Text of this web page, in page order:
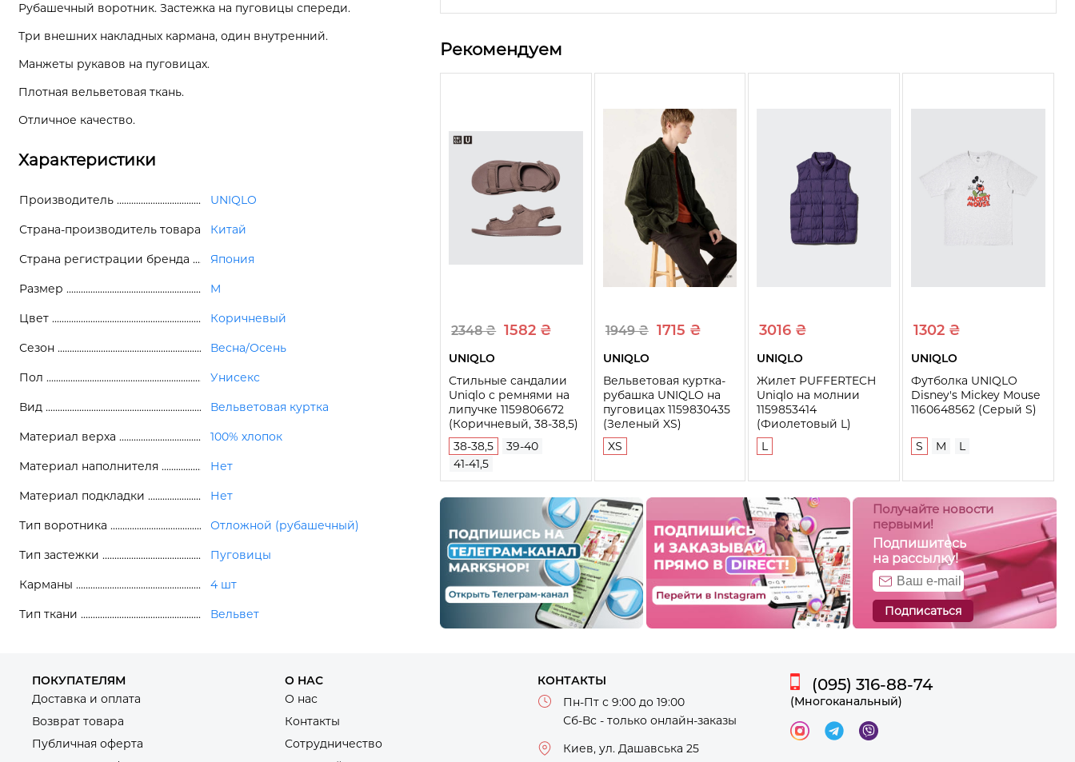
Рекомендуем
2348 ₴ 1582 ₴
UNIQLO
Стильные сандалии
Uniqlo с ремнями на
липучке 1159806672
(Коричневый, 38-38,5)
38-38,5
39-40
41-41,5
1949 ₴ 1715 ₴
UNIQLO
Вельветовая куртка-
рубашка UNIQLO на
пуговицах 1159830435
(Зеленый XS)
XS
3016 ₴
UNIQLO
Жилет PUFFERTECH
Uniqlo на молнии
1159853414
(Фиолетовый L)
L
1302 ₴
UNIQLO
Футболка UNIQLO
Disney's Mickey Mouse
1160648562 (Серый S)
S M L
Получайте новости
первыми!
Подпишитесь
на рассылку!
Подписаться
Рубашечный воротник. Застежка на пуговицы спереди.
Три внешних накладных кармана, один внутренний.
Манжеты рукавов на пуговицах.
Плотная вельветовая ткань.
Отличное качество.
Характеристики
Производитель UNIQLO
Страна-производитель товара Китай
Страна регистрации бренда Япония
Размер M
Цвет Коричневый
Сезон Весна/Осень
Пол Унисекс
Вид Вельветовая куртка
Материал верха 100% хлопок
Материал наполнителя Нет
Материал подкладки Нет
Тип воротника Отложной (рубашечный)
Тип застежки Пуговицы
Карманы 4 шт
Тип ткани Вельвет
ПОКУПАТЕЛЯМ
Доставка и оплата
Возврат товара
Публичная оферта
О НАС
О нас
Контакты
Сотрудничество
КОНТАКТЫ
Пн-Пт с 9:00 до 19:00
Сб-Вс - только онлайн-заказы
Киев, ул. Дашавська 25
(095) 316-88-74
(Многоканальный)